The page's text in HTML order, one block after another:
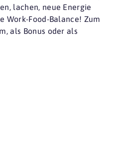
lachen, neue Energie
Work-Food-Balance! Zum
als Bonus oder als